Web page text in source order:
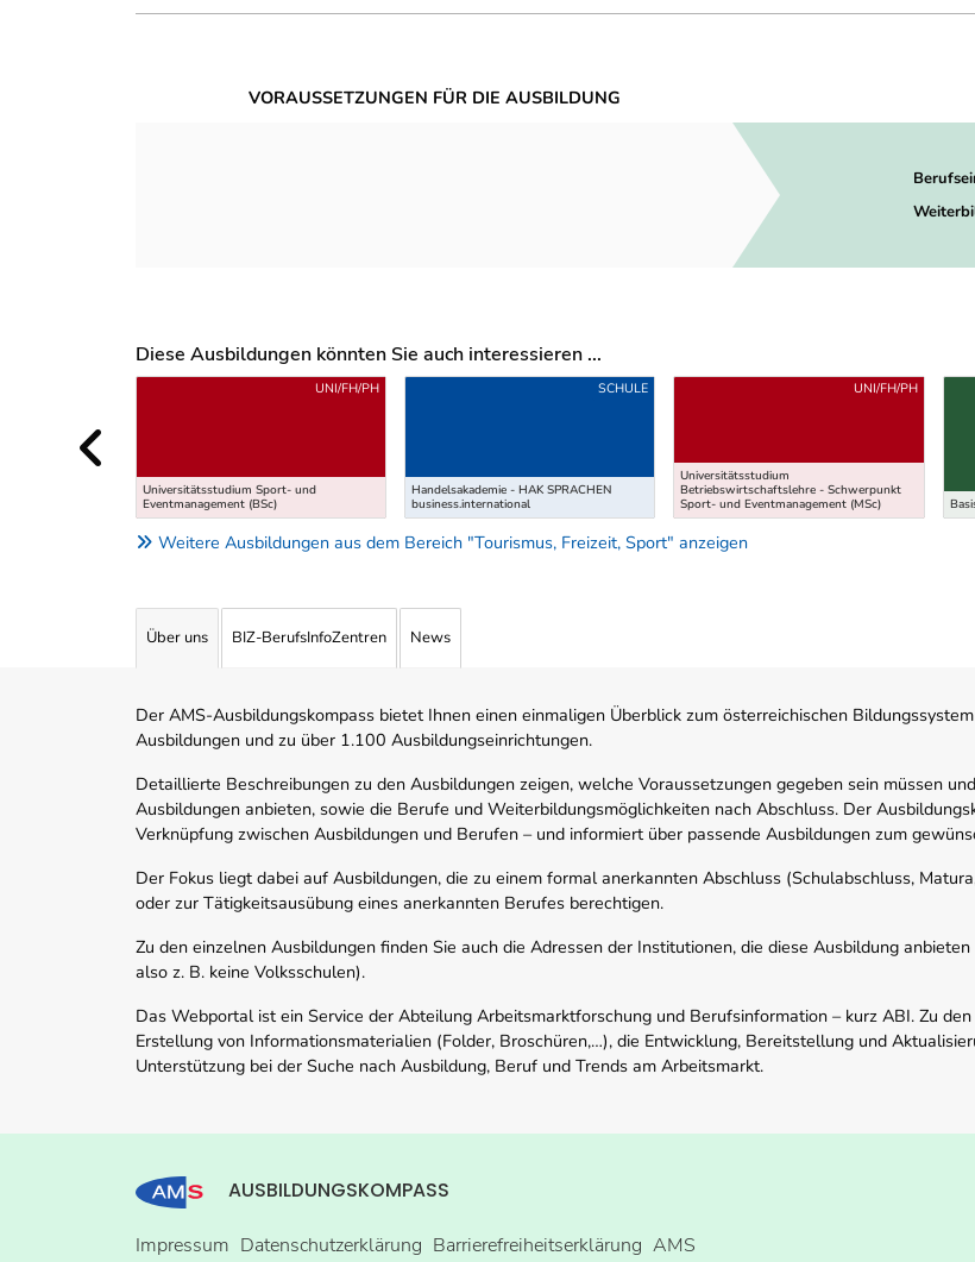
VORAUSSETZUNGEN FÜR DIE AUSBILDUNG
Diese Ausbildungen könnten Sie auch interessieren ...
Uber weitere Ausbildungsvorschläge
Universitätsstudium Sport- und
Eventmanagement (BSc)
UNI/FH/PH
Handelsakademie - HAK SPRACHEN
business.international
SCHULE
Universitätsstudium
Betriebswirtschaftslehre - Schwerpunkt
Sport- und Eventmanagement (MSc)
UNI/FH/PH
Weitere Ausbildungen aus dem Bereich "Tourismus, Freizeit, Sport" anzeigen
Über uns BIZ-BerufsInfoZentren News
Der AMS-Ausbildungskompass bietet Ihnen einen einmaligen Überblick zum österreichischen
Ausbildungen und zu über 1.100 Ausbildungseinrichtungen.
Detaillierte Beschreibungen zu den Ausbildungen zeigen, welche Voraussetzungen gegeben sein müssen
Ausbildungen anbieten, sowie die Berufe und Weiterbildungsmöglichkeiten nach Abschluss. Der
Verknüpfung zwischen Ausbildungen und Berufen – und informiert über passende Ausbildungen zum
Der Fokus liegt dabei auf Ausbildungen, die zu einem formal anerkannten Abschluss (Schulabschluss,
oder zur Tätigkeitsausübung eines anerkannten Berufes berechtigen.
Zu den einzelnen Ausbildungen finden Sie auch die Adressen der Institutionen, die diese Ausbildung
also z. B. keine Volksschulen).
Das Webportal ist ein Service der Abteilung Arbeitsmarktforschung und Berufsinformation – kurz ABI. Zu
Erstellung von Informationsmaterialien (Folder, Broschüren,…), die Entwicklung, Bereitstellung und
Unterstützung bei der Suche nach Ausbildung, Beruf und Trends am Arbeitsmarkt.
AUSBILDUNGSKOMPASS
Impressum Datenschutzerklärung Barrierefreiheitserklärung AMS